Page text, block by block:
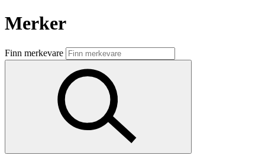
Butikker
Mat og drikke
Aktiviteter
Merker
Finn merkevare